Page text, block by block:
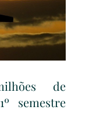
de
semestre